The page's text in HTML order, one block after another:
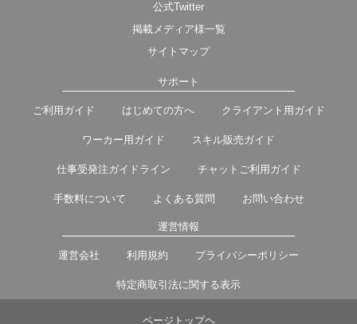
公式Twitter
掲載メディア様一覧
サイトマップ
サポート
ご利用ガイド はじめての方へ クライアント用ガイド
ワーカー用ガイド スキル販売ガイド
仕事受発注ガイドライン チャットご利用ガイド
手数料について よくある質問 お問い合わせ
運営情報
運営会社 利用規約 プライバシーポリシー
特定商取引法に関する表示
ページトップヘ